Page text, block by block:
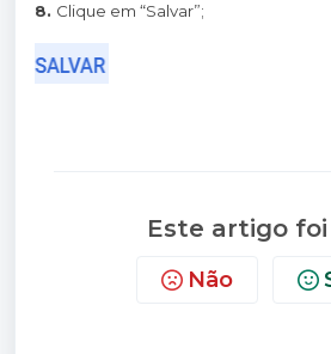
8. Clique em “Salvar”;
Este artigo
Não